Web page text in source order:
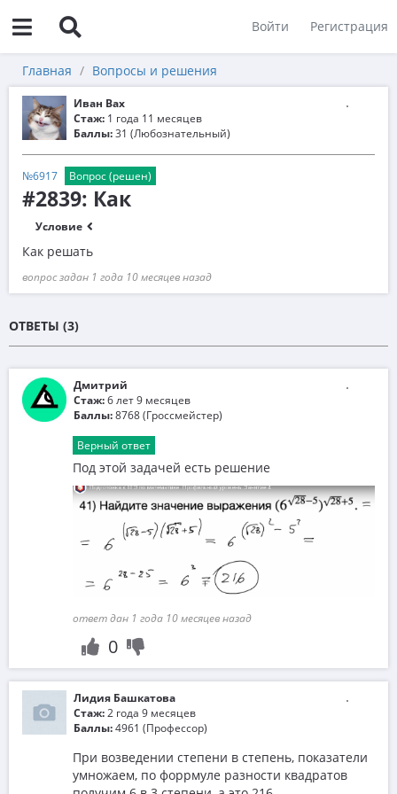
Войти Регистрация
Главная Вопросы и решения
Иван Вах
Стаж: 1 года 11 месяцев
Баллы:31 (Любознательный)
№6917 Вопрос (решен)
#2839: Как
Условие
Как решать
вопрос задан 1 года 10 месяцев назад
ОТВЕТЫ (3)
Дмитрий
Стаж:6 лет 9 месяцев
Баллы:8768 (Гроссмейстер)
Верный ответ
Под этой задачей есть решение
ответ дан 1 года 10 месяцев назад
0
Лидия Башкатова
Стаж:2 года 9 месяцев
Баллы:4961 (Профессор)
При возведении степени в степень, показатели
умножаем, по форрмуле разности квадратов